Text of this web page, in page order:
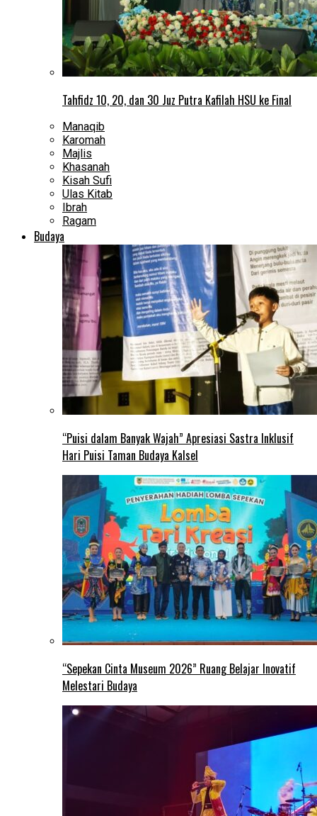
Tahfidz 10, 20, dan 30 Juz Putra Kafilah HSU ke Final
Manaqib
Karomah
Majlis
Khasanah
Kisah Sufi
Ulas Kitab
Ibrah
Ragam
Budaya
“Puisi dalam Banyak Wajah” Apresiasi Sastra Inklusif
Hari Puisi Taman Budaya Kalsel
“Sepekan Cinta Museum 2026” Ruang Belajar Inovatif
Melestari Budaya